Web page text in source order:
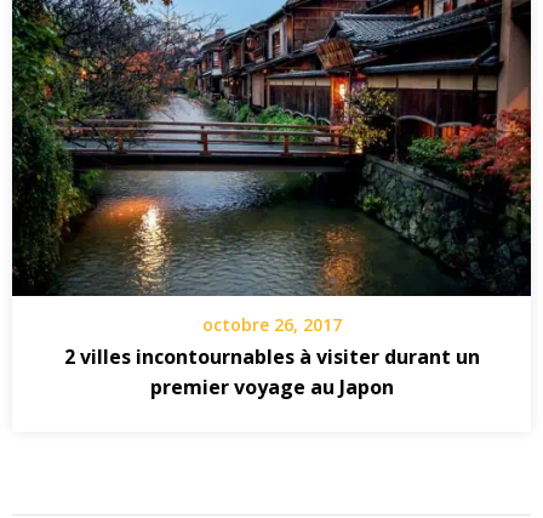
octobre 26, 2017
2 villes incontournables à visiter durant un
premier voyage au Japon